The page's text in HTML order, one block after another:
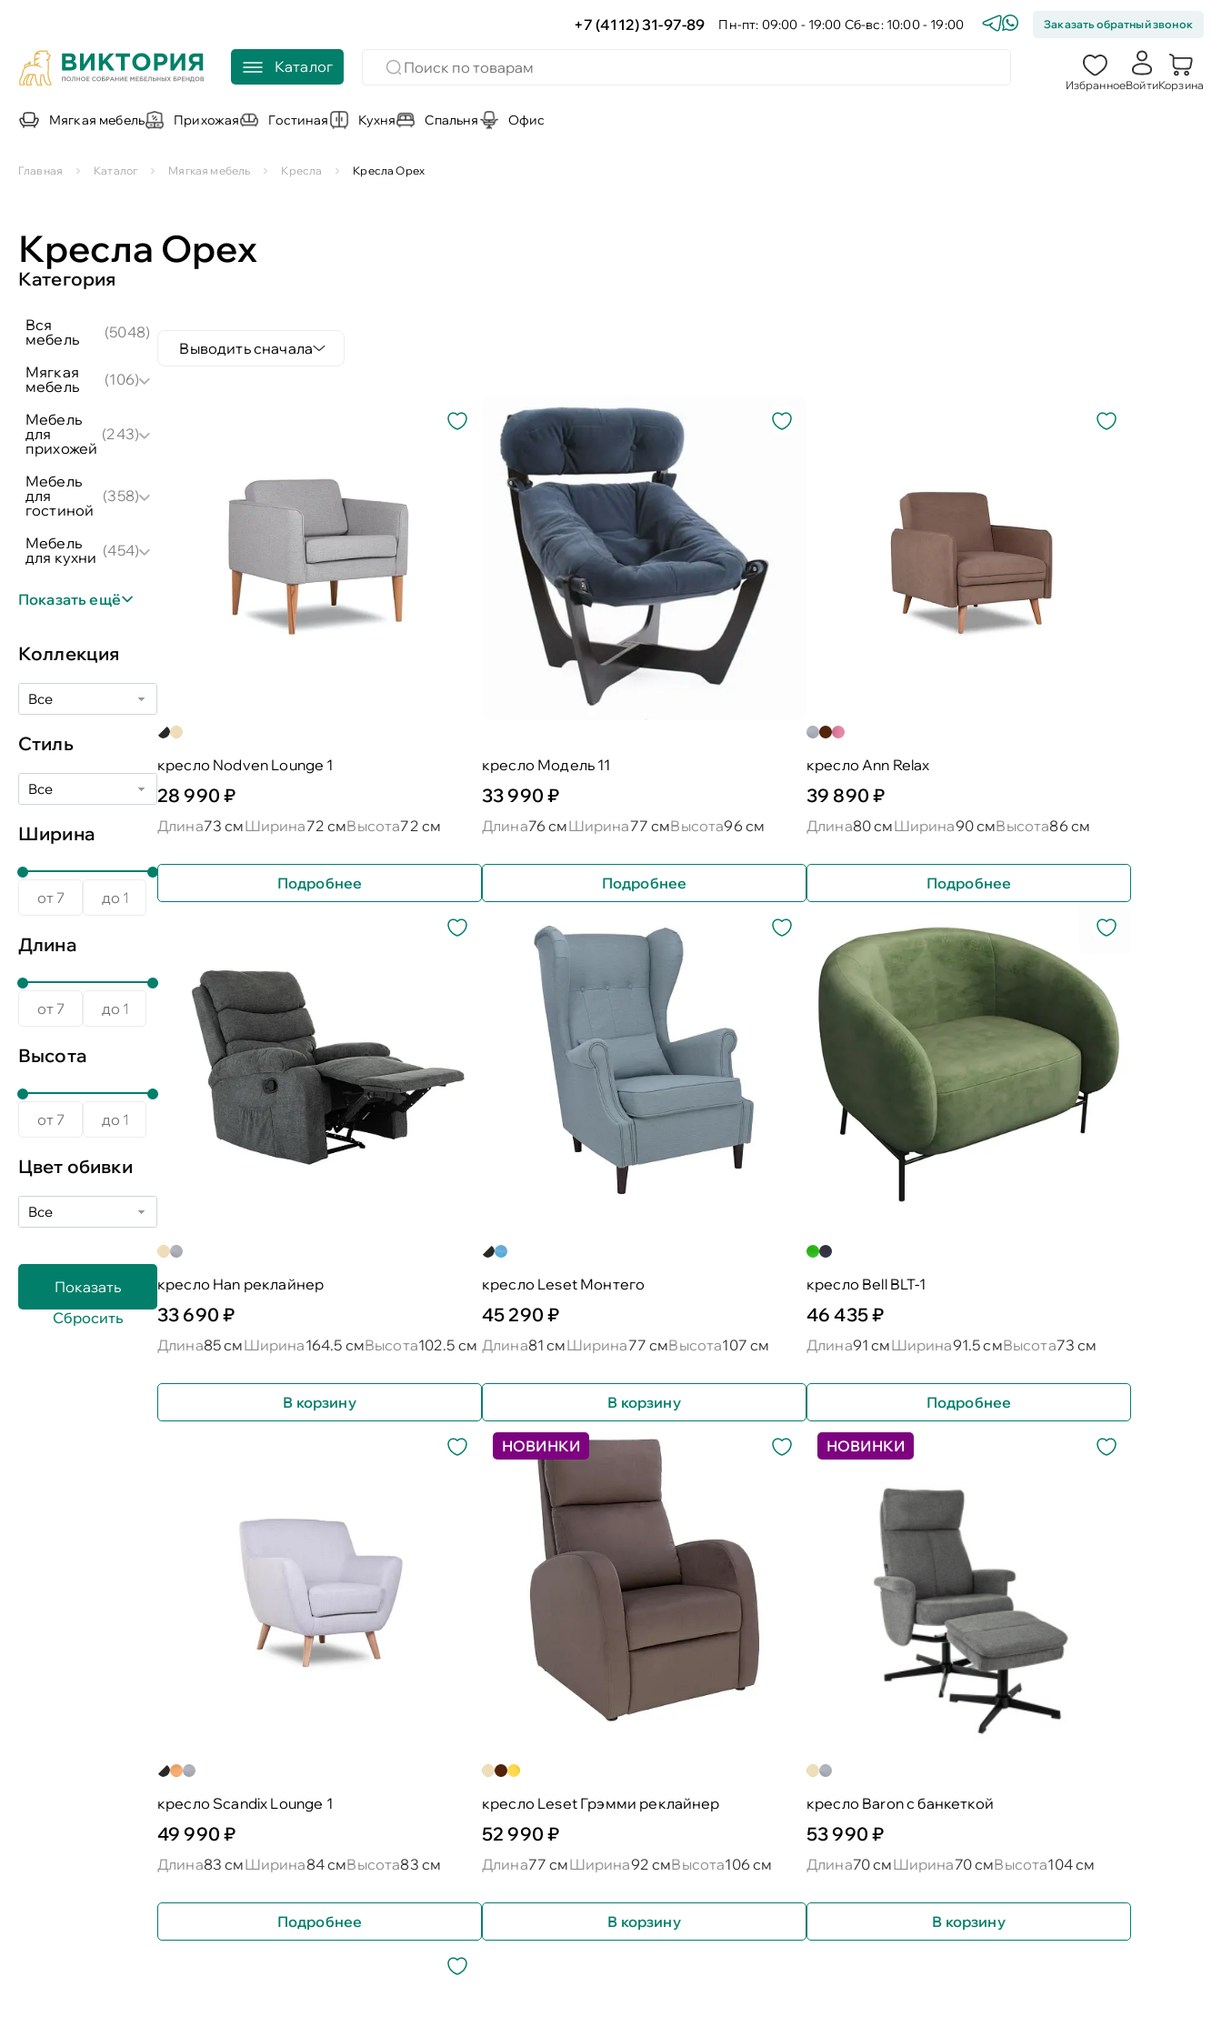
+7 (4112) 31-97-89 Пн-пт: 09:00 - 19:00 Сб-вс: 10:00 - 19:00 Заказать обратный звонок
Каталог
ИзбранноеВойтиКорзина
Мягкая мебель Прихожая Гостиная Кухня Спальня Офис
Главная Каталог Мягкая мебель Кресла Кресла Орех
Кресла Орех
Категория
вся
мебель
(5048)
мягкая
мебель
(106)
мебель
для
прихожей
(243)
мебель
для
гостиной
(358)
мебель
для кухни (454)
Показать ещё
Коллекция
Все
Стиль
Все
Ширина
Длина
Высота
Цвет обивки
Все
Выводить сначала
кресло Nodven Lounge 1
28 990 ₽
Длина73 смШирина72 смВысота72 см
Подробнее
кресло Модель 11
33 990 ₽
Длина76 смШирина77 смВысота96 см
Подробнее
кресло Ann Relax
39 890 ₽
Длина80 смШирина90 смВысота86 см
Подробнее
кресло Han реклайнер
33 690 ₽
Длина85 смШирина164.5 смВысота102.5 см
В корзину
кресло Leset Монтего
45 290 ₽
Длина81 смШирина77 смВысота107 см
В корзину
кресло Bell BLT-1
46 435 ₽
Длина91 смШирина91.5 смВысота73 см
Подробнее
кресло Scandix Lounge 1
49 990 ₽
Длина83 смШирина84 смВысота83 см
Подробнее
НОВИНКИ
кресло Leset Грэмми реклайнер
52 990 ₽
Длина77 смШирина92 смВысота106 см
В корзину
НОВИНКИ
кресло Baron c банкеткой
53 990 ₽
Длина70 смШирина70 смВысота104 см
В корзину